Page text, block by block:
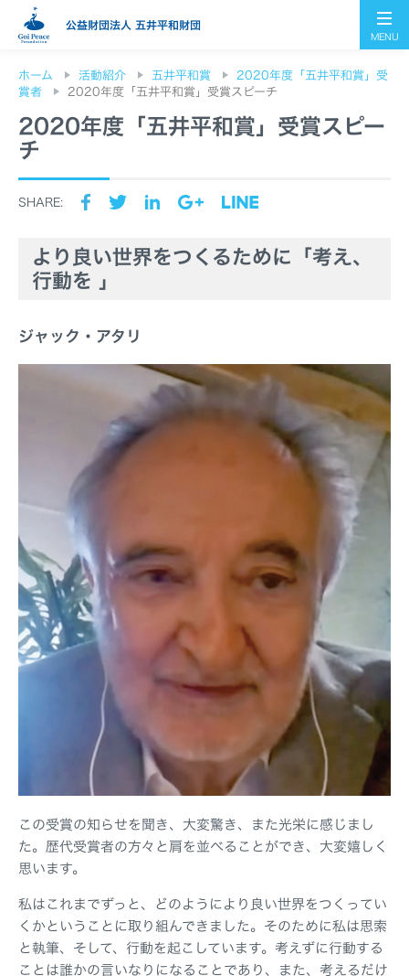
公益財団法人 五井平和財団
MENU
ホーム 活動紹介 五井平和賞
2020年度「五井平和賞」受
賞者
2020年度「五井平和賞」受賞スピーチ
2020年度「五井平和賞」受賞スピー
チ
SHARE:
より良い世界をつくるために「考え、
行動を 」
ジャック・アタリ
この受賞の知らせを聞き、大変驚き、また光栄に感じまし
た。歴代受賞者の方々と肩を並べることができ、大変嬉しく
思います。
私はこれまでずっと、どのようにより良い世界をつくってい
くかということに取り組んできました。そのために私は思索
と執筆、そして、行動を起こしています。考えずに行動する
ことは誰かの言いなりになることであり、また、考えるだけ